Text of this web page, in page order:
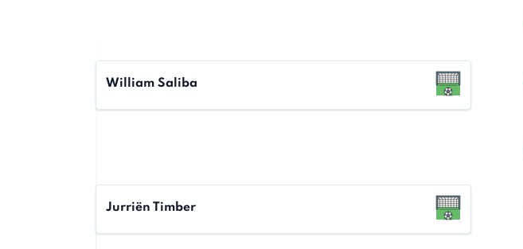
William Saliba
Jurriën Timber